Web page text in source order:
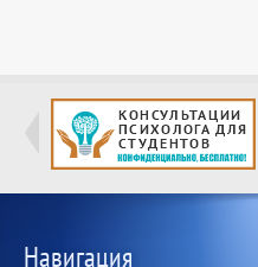
Навигация